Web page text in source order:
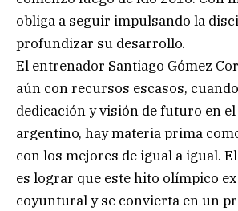
obliga a seguir impulsando la
profundizar su desarrollo.
El entrenador Santiago Gómez
aún con recursos escasos,
dedicación y visión de futuro en
argentino, hay materia prima
con los mejores de igual a igual.
es lograr que este hito olímpico
coyuntural y se convierta en un